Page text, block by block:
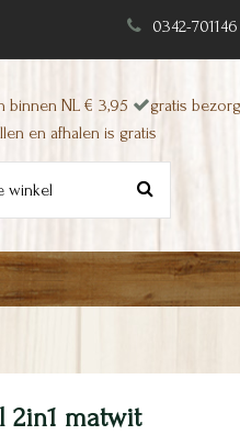
0342-701146
binnen NL € 3,95
gratis
en afhalen is gratis
2in1 matwit